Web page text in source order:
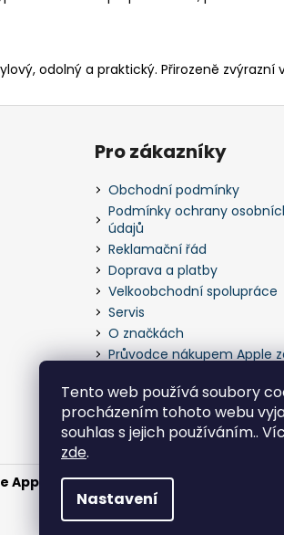
Tento web používá soubory
procházením tohoto webu
souhlas s jejich používáním..
zde.
Nastavení
odolný a praktický. Přirozeně
Pro zákazníky
Obchodní podmínky
Podmínky ochrany
údajů
Reklamační řád
Doprava a platby
Velkoobchodní spolupráce
Servis
O značkách
Průvodce nákupem Apple
Apple zařízení. Všechna práva vyhrazena.